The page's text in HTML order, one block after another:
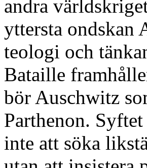
andra
yttersta ondskan
teologi och
Bataille
bör Auschwitz
Parthenon.
inte att söka